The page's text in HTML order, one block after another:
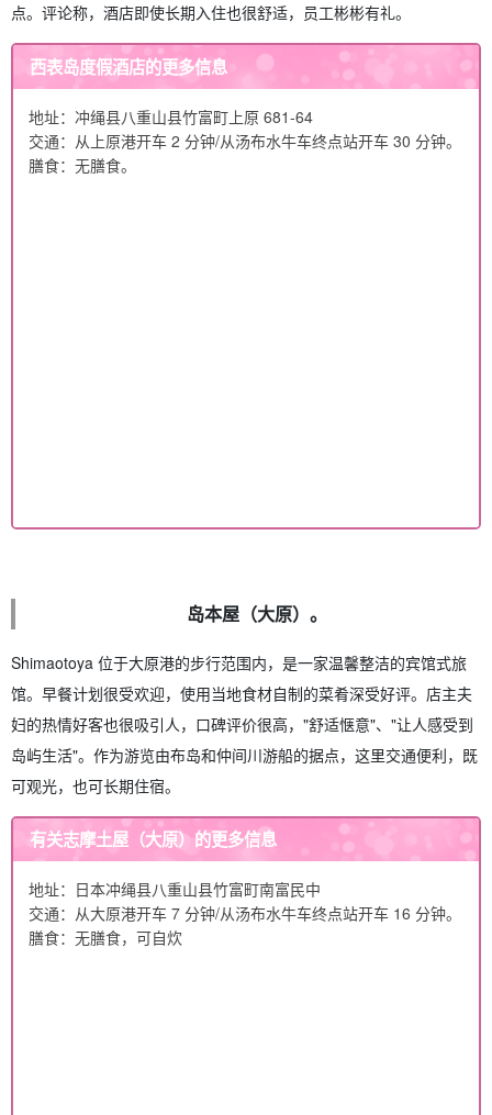
点。评论称，酒店即使长期入住也很舒适，员工彬彬有礼。
西表岛度假酒店的更多信息
地址：冲绳县八重山县竹富町上原 681-64
交通：从上原港开车 2 分钟/从汤布水牛车终点站开车 30 分钟。
膳食：无膳食。
岛本屋（大原）。
Shimaotoya 位于大原港的步行范围内，是一家温馨整洁的宾馆式旅
馆。早餐计划很受欢迎，使用当地食材自制的菜肴深受好评。店主夫
妇的热情好客也很吸引人，口碑评价很高，"舒适惬意"、"让人感受到
岛屿生活"。作为游览由布岛和仲间川游船的据点，这里交通便利，既
可观光，也可长期住宿。
有关志摩土屋（大原）的更多信息
地址：日本冲绳县八重山县竹富町南富民中
交通：从大原港开车 7 分钟/从汤布水牛车终点站开车 16 分钟。
膳食：无膳食，可自炊